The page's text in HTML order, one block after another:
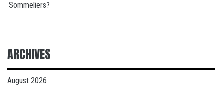
Sommeliers?
ARCHIVES
August 2026